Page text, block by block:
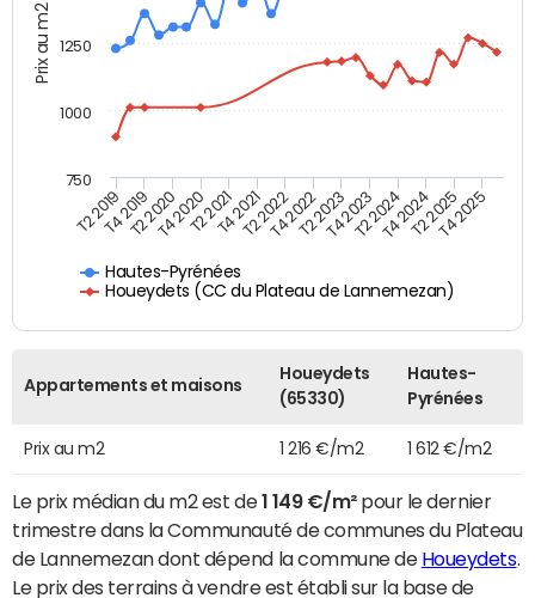
Prix au m2
Hautes-Pyrénées
Houeydets (CC du Plateau de Lannemezan)
T2 2019T4 2019T2 2020T4 2020T2 2021T4 2021T2 2022T4 2022T2 2023T4 2023T2 2024T4 2024T2 2025T4 2025
1000
750
1250
Appartements et maisons
Houeydets
(65330)
Hautes-
Pyrénées
Prix au m2 1 216 €/m2 1 612 €/m2
Le prix médian du m2 est de1 149 €/m²pour le dernier
trimestre dans la Communauté de communes du Plateau
de Lannemezan dont dépend la commune de Houeydets.
Le prix des terrains à vendre est établi sur la base de